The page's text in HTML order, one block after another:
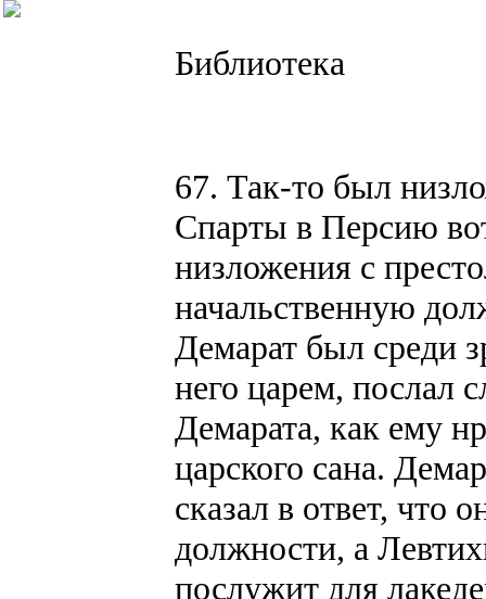
Библиотека
67. Так-то был
Спарты в Персию
низложения с
начальственную
Демарат был среди
него царем, послал
Демарата, как ему
царского сана.
сказал в ответ, что
должности, а
послужит для